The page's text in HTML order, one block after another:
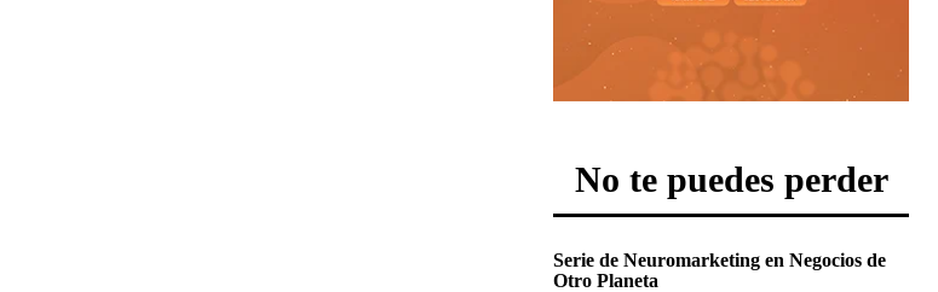
No te puedes perder
Serie de Neuromarketing en Negocios de
Otro Planeta